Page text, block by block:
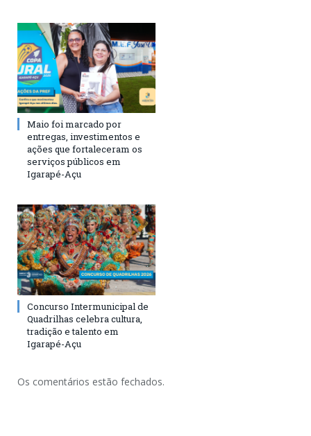
Maio foi marcado por
entregas, investimentos e
ações que fortaleceram os
serviços públicos em
Igarapé-Açu
Concurso Intermunicipal de
Quadrilhas celebra cultura,
tradição e talento em
Igarapé-Açu
Os comentários estão fechados.